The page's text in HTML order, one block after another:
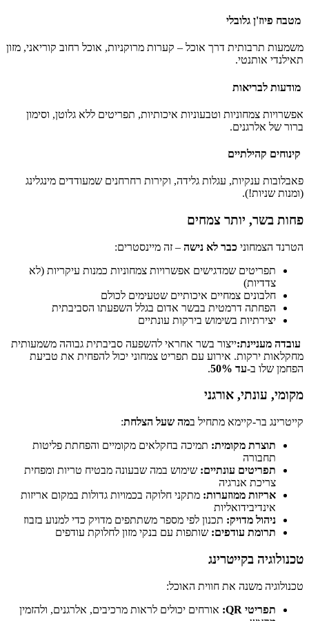
מטבח פיוז'ן גלובלי
משמעות תרבותית דרך אוכל – קערות מרוקניות, אוכל רחוב קוריאני, מזון
תאילנדי אותנטי.
מודעות לבריאות
אפשרויות צמחוניות וטבעוניות איכותיות, תפריטים ללא גלוטן, וסימון
ברור של אלרגנים.
קינוחים קהילתיים
פאבלובות ענקיות, עגלות גלידה, וקירות רחרחנים שמעודדים מינגלינג
(ומנות שניות!).
פחות בשר, יותר צמחים
הטרנד הצמחוני כבר לא נישה – זה מיינסטרים:
תפריטים שמדגישים אפשרויות צמחוניות כמנות עיקריות (לא
צדדיות)
חלבונים צמחיים איכותיים שטעימים לכולם
הפחתה דרמטית בבשר אדום בגלל השפעתו הסביבתית
יצירתיות בשימוש בירקות עונתיים
עובדה מעניינת:ייצור בשר אחראי להשפעה סביבתית גבוהה משמעותית
מחקלאות ירקות. אירוע עם תפריט צמחוני יכול להפחית את טביעת
הפחמן שלו ב-עד 50% .
מקומי, עונתי, אורגני
קייטרינג בר-קיימא מתחיל במה שעל הצלחת:
תוצרת מקומית: תמיכה בחקלאים מקומיים והפחתת פליטות
תחבורה
תפריטים עונתיים: שימוש במה שבעונה מבטיח טריות ומפחית
צריכת אנרגיה
אריזות ממוזערות: מתקני חלוקה בכמויות גדולות במקום אריזות
אינדיבידואליות
ניהול מדויק: תכנון לפי מספר משתתפים מדויק כדי למנוע בזבוז
תרומת עודפים: שותפות עם בנקי מזון לחלוקת עודפים
טכנולוגיה בקייטרינג
טכנולוגיה משנה את חווית האוכל:
תפריטי QR:
אורחים יכולים לראות מרכיבים, אלרגנים, ולהזמין